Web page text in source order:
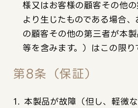
様又はお客様の顧客その他
より生じたものである場合
の顧客その他の第三者が本
等を含みます。）はこの限り
第8条（保証）
1. 本製品が故障（但し、軽微